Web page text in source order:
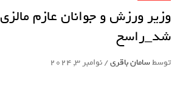
وزیر ورزش و جوانان عازم مالزی
شد_راسخ
توسطسامان باقری/نوامبر 3, 2024